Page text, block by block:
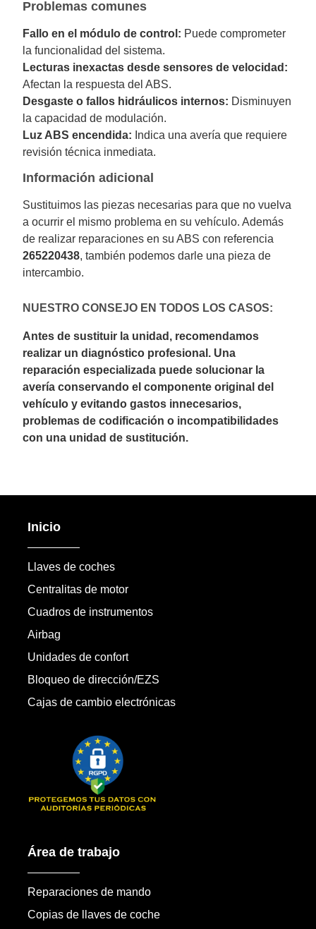
Problemas comunes
Fallo en el módulo de control: Puede comprometer
la funcionalidad del sistema.
Lecturas inexactas desde sensores de velocidad:
Afectan la respuesta del ABS.
Desgaste o fallos hidráulicos internos: Disminuyen
la capacidad de modulación.
Luz ABS encendida: Indica una avería que requiere
revisión técnica inmediata.
Información adicional
Sustituimos las piezas necesarias para que no vuelva
a ocurrir el mismo problema en su vehículo. Además
de realizar reparaciones en su ABS con referencia
265220438, también podemos darle una pieza de
intercambio.
NUESTRO CONSEJO EN TODOS LOS CASOS:
Antes de sustituir la unidad, recomendamos
realizar un diagnóstico profesional. Una
reparación especializada puede solucionar la
avería conservando el componente original del
vehículo y evitando gastos innecesarios,
problemas de codificación o incompatibilidades
con una unidad de sustitución.
Inicio
Llaves de coches
Centralitas de motor
Cuadros de instrumentos
Airbag
Unidades de confort
Bloqueo de dirección/EZS
Cajas de cambio electrónicas
Área de trabajo
Reparaciones de mando
Copias de llaves de coche